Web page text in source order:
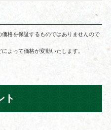
格を保証するものではありませんので
よって価格が変動いたします。
ト